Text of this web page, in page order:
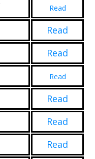
Read
Read
Read
Read
Read
Read
Read